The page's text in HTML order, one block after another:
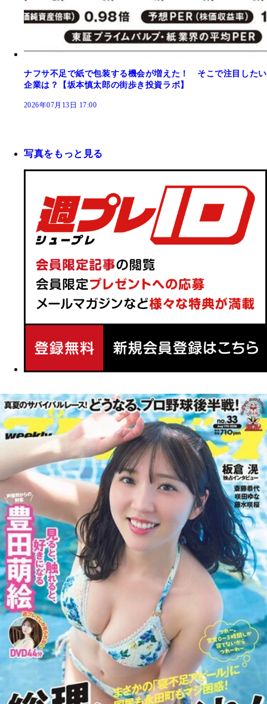
ナフサ不足で紙で包装する機会が増えた！ そこで注目したい
企業は？【坂本慎太郎の街歩き投資ラボ】
2026年07月13日 17:00
写真をもっと見る